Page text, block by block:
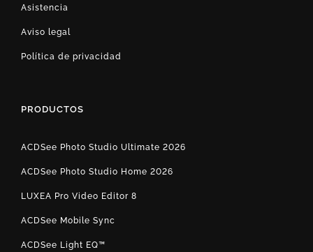
Asistencia
Aviso legal
Política de privacidad
PRODUCTOS
ACDSee Photo Studio Ultimate 2026
ACDSee Photo Studio Home 2026
LUXEA Pro Video Editor 8
ACDSee Mobile Sync
ACDSee Light EQ™